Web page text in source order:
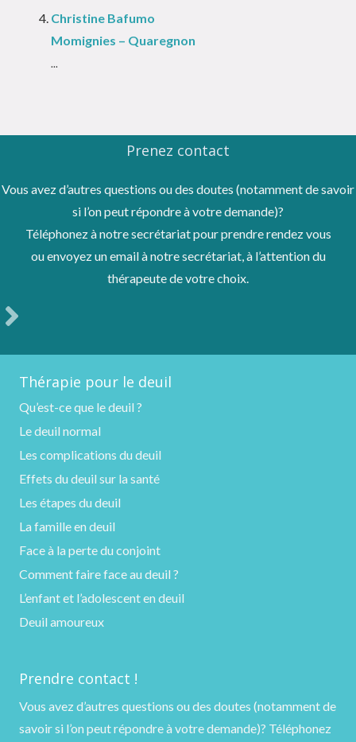
Christine Bafumo
Momignies – Quaregnon
...
Prenez contact
Vous avez d’autres questions ou des doutes (notamment de savoir
si l’on peut répondre à votre demande)?
Téléphonez à notre secrétariat pour prendre rendez vous
ou envoyez un email à notre secrétariat, à l’attention du
thérapeute de votre choix.
Thérapie pour le deuil
Qu’est-ce que le deuil ?
Le deuil normal
Les complications du deuil
Effets du deuil sur la santé
Les étapes du deuil
La famille en deuil
Face à la perte du conjoint
Comment faire face au deuil ?
L’enfant et l’adolescent en deuil
Deuil amoureux
Prendre contact !
Vous avez d’autres questions ou des doutes (notamment de
savoir si l’on peut répondre à votre demande)? Téléphonez